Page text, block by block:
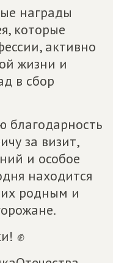
награды
которые
активно
жизни и
в сбор
за визит,
и особое
находится
родным и
✊